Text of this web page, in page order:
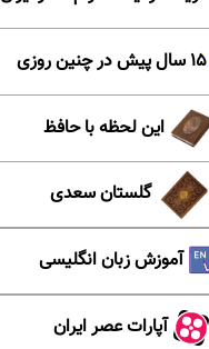
۱۵ سال پیش در چنین روزی
این لحظه با حافظ
گلستان سعدی
آموزش زبان انگلیسی
آپارات عصر ایران